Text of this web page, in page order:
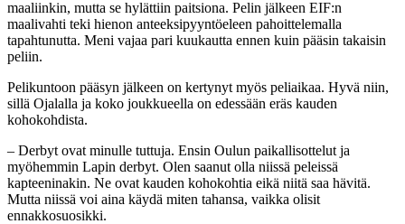
maaliinkin, mutta se hylättiin paitsiona. Pelin jälkeen EIF:n
maalivahti teki hienon anteeksipyyntöeleen pahoittelemalla
tapahtunutta. Meni vajaa pari kuukautta ennen kuin pääsin takaisin
peliin.
Pelikuntoon pääsyn jälkeen on kertynyt myös peliaikaa. Hyvä niin,
sillä Ojalalla ja koko joukkueella on edessään eräs kauden
kohokohdista.
– Derbyt ovat minulle tuttuja. Ensin Oulun paikallisottelut ja
myöhemmin Lapin derbyt. Olen saanut olla niissä peleissä
kapteeninakin. Ne ovat kauden kohokohtia eikä niitä saa hävitä.
Mutta niissä voi aina käydä miten tahansa, vaikka olisit
ennakkosuosikki.